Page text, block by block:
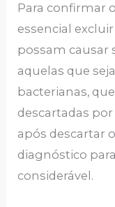
Para confirmar
essencial
possam causar
aquelas que
bacterianas,
descartadas
após descartar
diagnóstico
considerável.